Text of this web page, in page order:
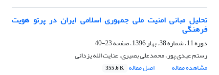
تحلیل مبانی امنیت ملی جمهوری اسلامی ایران در پرتو هویت
فرهنگی
دوره 11، شماره 38، بهار 1396، صفحه
23-40
رستم عیدی پور، محمدعلی بصیری، عنایت الله یزدانی
مشاهده مقاله
اصل مقاله 355.6 K